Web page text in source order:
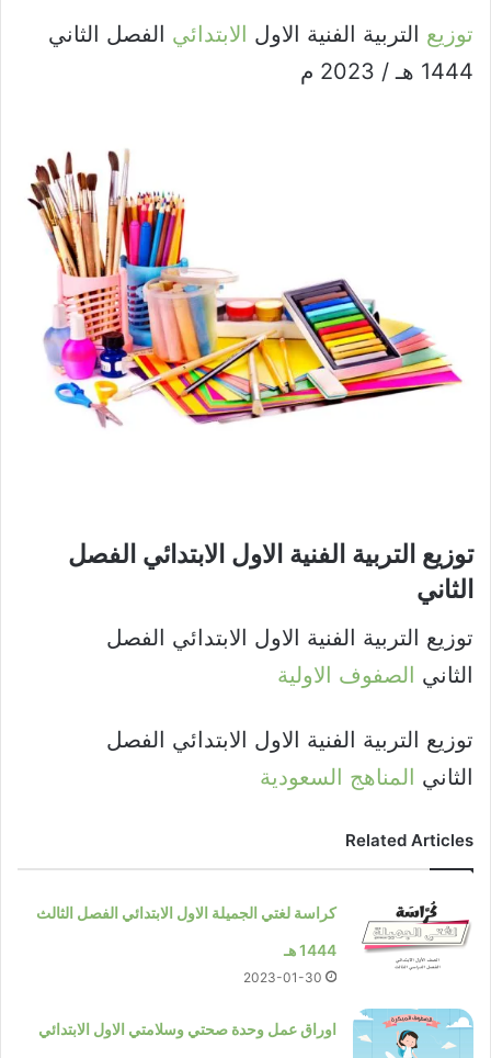
توزيع التربية الفنية الاول الابتدائي الفصل الثاني
1444 هـ / 2023 م
توزيع التربية الفنية الاول الابتدائي الفصل
الثاني​
توزيع التربية الفنية الاول الابتدائي الفصل
الثاني الصفوف الاولية
توزيع التربية الفنية الاول الابتدائي الفصل
الثاني المناهج السعودية
Related Articles
كراسة لغتي الجميلة الاول الابتدائي الفصل الثالث
1444 هـ
2023-01-30
اوراق عمل وحدة صحتي وسلامتي الاول الابتدائي